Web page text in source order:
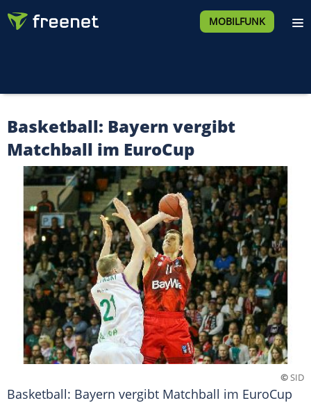
MOBILFUNK
Basketball: Bayern vergibt
Matchball im EuroCup
©SID
Basketball: Bayern vergibt Matchball im EuroCup